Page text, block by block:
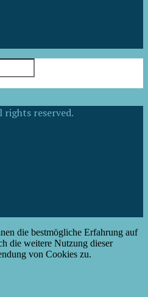
rights reserved.
die bestmögliche Erfahrung auf
die weitere Nutzung dieser
von Cookies zu.